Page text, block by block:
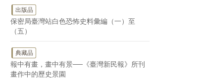
出版品
保密局臺灣站白色恐怖史料彙編（一）至
（五）
典藏品
報中有畫，畫中有景──《臺灣新民報》所刊
畫作中的歷史景園